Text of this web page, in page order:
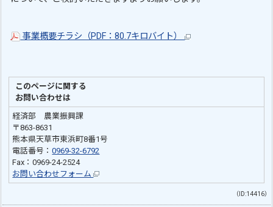
事業概要チラシ（PDF：80.7キロバイト）
このページに関する
お問い合わせは
経済部 農業振興課
〒863-8631
熊本県天草市東浜町8番1号
電話番号：0969-32-6792
Fax：0969-24-2524
お問い合わせフォーム
（ID:14416）